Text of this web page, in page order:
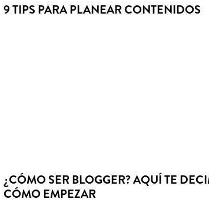
9 TIPS PARA PLANEAR CONTENIDOS
¿CÓMO SER BLOGGER? AQUÍ TE
CÓMO EMPEZAR